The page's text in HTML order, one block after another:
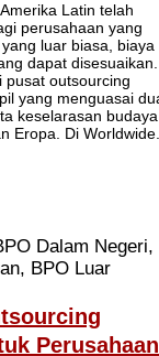
Latin telah
perusahaan yang
luar biasa, biaya
dapat disesuaikan.
pusat outsourcing
yang menguasai
keselarasan budaya
Eropa. Di
Perusahaan